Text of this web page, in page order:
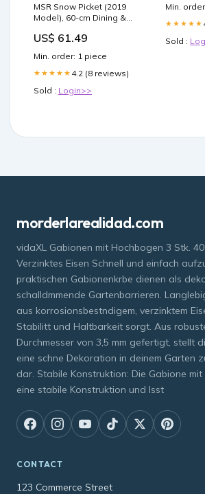
MSR Snow Picket (2019
Model), 60-cm Dining &
US$ 61.49
Min. order: 1 piece
★★★★★ 4.2 (8 reviews)
Sold : Login>>
Min.
★★★★★
Sold :
morderlarealidad.com
vidaXL Gabionen mit Hochbogen 3 Stk.
Verzinktes Eisen Schnell und einfach
praktischen Gabionenkrbe dienen als
schalldmmende Gartenbarrieren.
aus korrosionsbestndigem, verzinktem
Stabilitt und Haltbarkeit sorgt. Aus
Durchmesser von 3,5 mm gefertigt, stellt
eine schne Dekoration in deinem Garten
dar. Stabile Konstruktion: Die Gabione
eine stabile Konstruktion und lsst
CONTACT
123 Commerce Street